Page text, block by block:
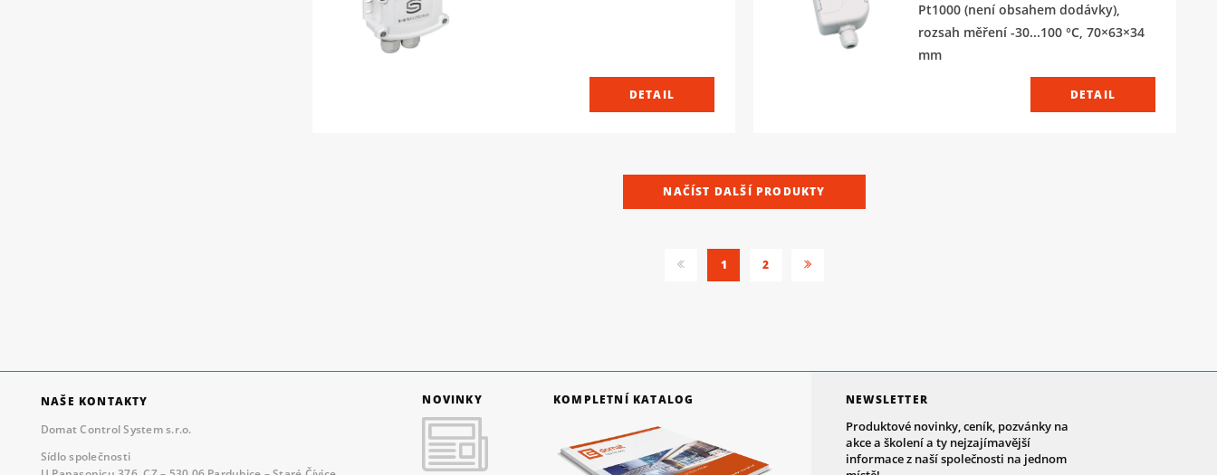
DETAIL
Pt1000 (není obsahem dodávky),
rozsah měření -30...100 °C, 70×63×34
mm
DETAIL
NAČÍST DALŠÍ PRODUKTY
1 2
NEWSLETTER
Produktové novinky, ceník, pozvánky na
akce a školení a ty nejzajímavější
informace z naší společnosti na jednom
NOVINKY KOMPLETNÍ KATALOG
NAŠE KONTAKTY
Domat Control System s.r.o.
Sídlo společnosti